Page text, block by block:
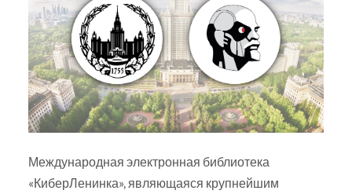
Международная электронная библиотека
«КиберЛенинка», являющаяся крупнейшим